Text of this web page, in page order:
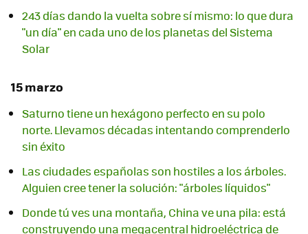
243 días dando la vuelta sobre sí mismo: lo que dura
"un día" en cada uno de los planetas del Sistema
Solar
15 marzo
Saturno tiene un hexágono perfecto en su polo
norte. Llevamos décadas intentando comprenderlo
sin éxito
Las ciudades españolas son hostiles a los árboles.
Alguien cree tener la solución: "árboles líquidos"
Donde tú ves una montaña, China ve una pila: está
construyendo una megacentral hidroeléctrica de